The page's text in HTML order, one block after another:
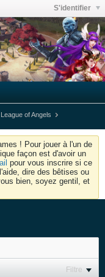
S'identifier
League of Angels
! Pour jouer à l'un de
façon est d'avoir un
pour vous inscrire si ce
dire des bêtises ou
bien, soyez gentil, et
Filtre